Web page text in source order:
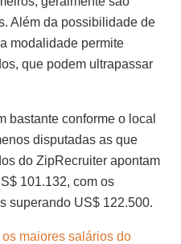
Além da possibilidade de
modalidade permite
que podem ultrapassar
bastante conforme o local
disputadas as que
do ZipRecruiter apontam
101.132, com os
superando US$ 122.500.
maiores salários do